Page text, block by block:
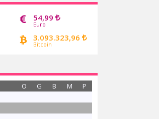
54,99
Euro
3.093.323,96
Bitcoin
P
M
B
G
O